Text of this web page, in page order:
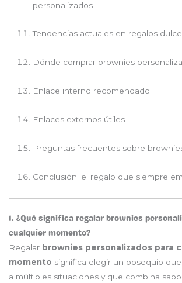
personalizados
Tendencias actuales en regalos
Dónde comprar brownies
Enlace interno recomendado
Enlaces externos útiles
Preguntas frecuentes sobre
Conclusión: el regalo que siempre
1. ¿Qué significa regalar brownies
cualquier momento?
Regalar brownies personalizados para
momento significa elegir un obsequio
a múltiples situaciones y que combina